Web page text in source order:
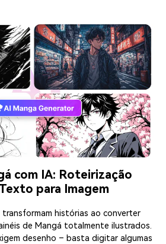
com IA: Roteirização
para Imagem
histórias ao converter
de Mangá totalmente ilustrados.
desenho – basta digitar algumas